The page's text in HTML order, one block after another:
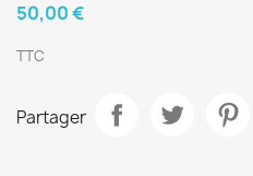
50,00 €
TTC
Partager